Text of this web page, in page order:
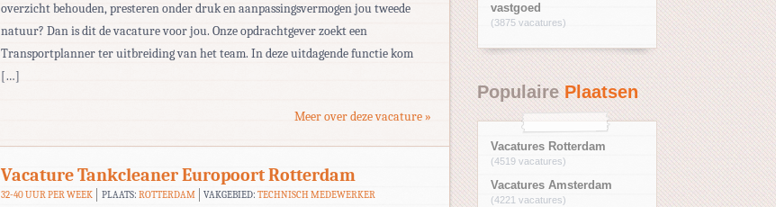
overzicht behouden, presteren onder druk en aanpassingsvermogen jou tweede
natuur? Dan is dit de vacature voor jou. Onze opdrachtgever zoekt een
Transportplanner ter uitbreiding van het team. In deze uitdagende functie kom
[…]
Meer over deze vacature »
Vacature Tankcleaner Europoort Rotterdam
32-40 UUR PER WEEK PLAATS: ROTTERDAM VAKGEBIED:TECHNISCH MEDEWERKER
vastgoed
(3875 vacatures)
Populaire Plaatsen
Vacatures Rotterdam
(4519 vacatures)
Vacatures Amsterdam
(4221 vacatures)